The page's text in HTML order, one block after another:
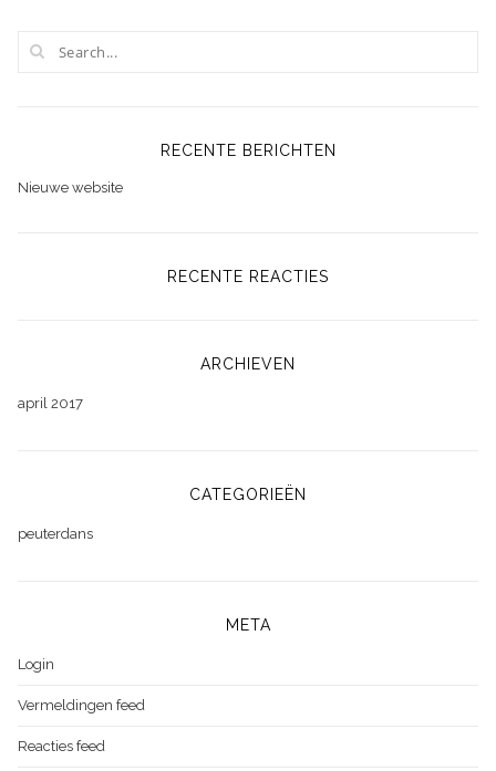
RECENTE BERICHTEN
Nieuwe website
RECENTE REACTIES
ARCHIEVEN
april 2017
CATEGORIEËN
peuterdans
META
Login
Vermeldingen feed
Reacties feed